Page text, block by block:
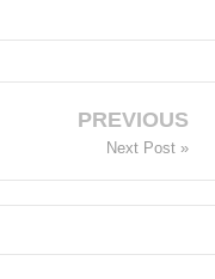
PREVIOUS
Next Post »